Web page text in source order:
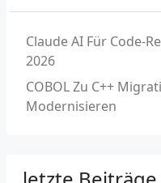
Claude AI Für Code-
2026
COBOL Zu C++
Modernisieren